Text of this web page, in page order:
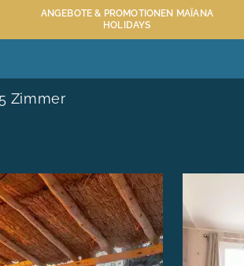
ANGEBOTE & PROMOTIONEN MAÏANA
HOLIDAYS
IM DEPARTEMENT HÉRAULT
Zimmer